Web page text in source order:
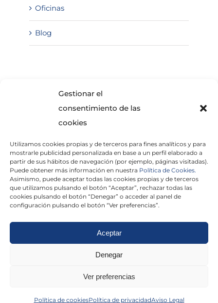
Gestionar el
consentimiento de las
cookies
Utilizamos cookies propias y de terceros para fines analíticos y para
mostrarle publicidad personalizada en base a un perfil elaborado a
partir de sus hábitos de navegación (por ejemplo, páginas visitadas).
Puede obtener más información en nuestra Política de Cookies.
Asimismo, puede aceptar todas las cookies propias y de terceros
que utilizamos pulsando el botón “Aceptar”, rechazar todas las
cookies pulsando el botón “Denegar” o acceder al panel de
configuración pulsando el botón “Ver preferencias”.
Aceptar
Denegar
Ver preferencias
Política de cookiesPolítica de privacidadAviso Legal
Oficinas
Blog
He leído y acepto laPolítica de Privacidad
Politica de cookies|Aviso Legal
Madrid|Tarragona